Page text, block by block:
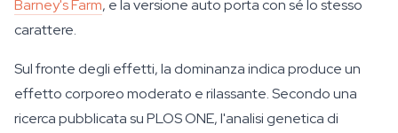
Barney's Farm, e la versione auto porta con sé lo stesso
carattere.
Sul fronte degli effetti, la dominanza indica produce un
effetto corporeo moderato e rilassante. Secondo una
ricerca pubblicata suPLOS ONE, l'analisi genetica di